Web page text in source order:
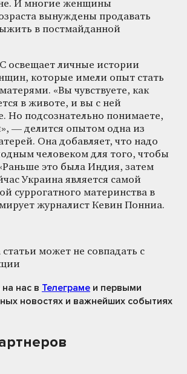
И многие женщины
вынуждены продавать
в постмайданной
освещает личные истории
которые имели опыт стать
«Вы чувствуете, как
в животе, и вы с ней
Но подсознательно понимаете,
— делится опытом одна из
Она добавляет, что надо
человеком для того, чтобы
это была Индия, затем
Украина является самой
суррогатного материнства в
журналист Кевин Понниа.
может не совпадать с
нас в Телеграме и первыми
новостях и важнейших событиях